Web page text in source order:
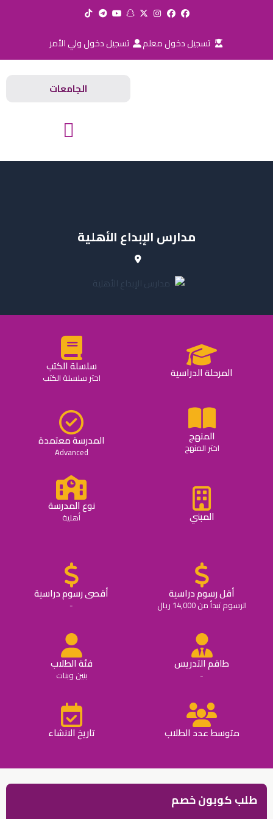
تسجيل دخول معلم تسجيل دخول ولي الأمر
الجامعات
مدارس الإبداع الأهلية
المرحلة الدراسية سلسلة الكتب
اختر سلسلة الكتب
المنهج
اختر المنهج المدرسة معتمدة
Advanced
المبني
نوع المدرسة
أهلية
أقل رسوم دراسية
الرسوم تبدأ من 14,000 ريال
أقصى رسوم دراسية
-
طاقم التدريس
-
فئة الطلاب
بنين وبنات
متوسط عدد الطلاب تاريخ الانشاء
طلب كوبون خصم